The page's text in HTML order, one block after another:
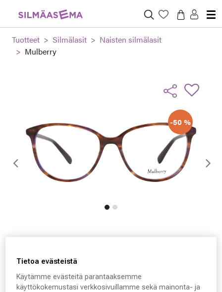
Tuotteet Silmälasit
Naisten silmälasit
Mulberry
-50 %
Edellinen
Mulberry VML175,
col.0P82 53 - 16 - 140
Tietoa evästeistä
Käytämme evästeitä parantaaksemme
käyttökokemustasi verkkosivuillamme sekä mainonta- ja